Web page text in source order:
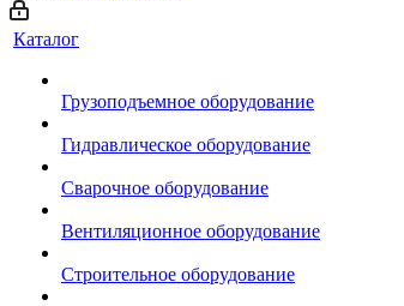
Каталог
Грузоподъемное оборудование
Гидравлическое оборудование
Сварочное оборудование
Вентиляционное оборудование
Строительное оборудование